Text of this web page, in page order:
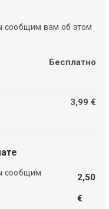
сообщим вам об этом
Бесплатно
3,99 €
сообщим
2,50
€